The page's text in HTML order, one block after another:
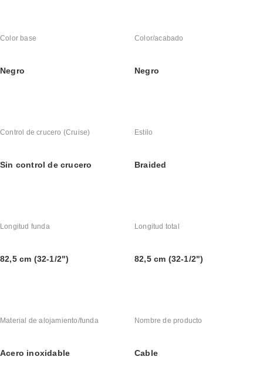
Color base
Negro
Color/acabado
Negro
Control de crucero (Cruise)
Sin control de crucero
Estilo
Braided
Longitud funda
82,5 cm (32-1/2")
Longitud total
82,5 cm (32-1/2")
Material de alojamiento/funda
Acero inoxidable
Nombre de producto
Cable